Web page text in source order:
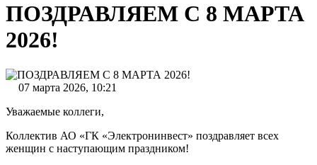
ПОЗДРАВЛЯЕМ С 8 МАРТА
2026!
07 марта 2026, 10:21
Уважаемые коллеги,
Коллектив АО «ГК «Электронинвест» поздравляет всех
женщин с наступающим праздником!